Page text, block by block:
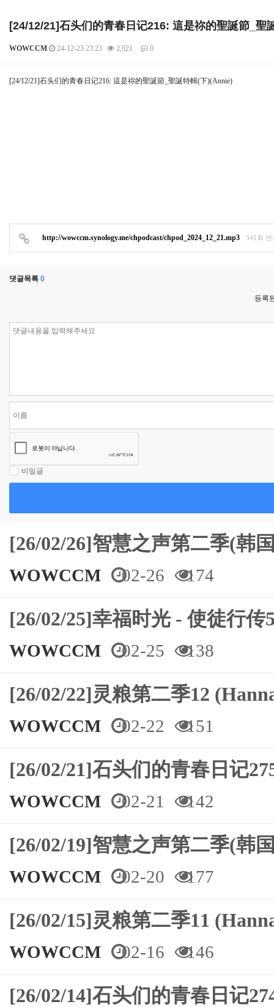
[24/12/21]石头们的青春日记216: 這是祢的聖誕節_聖
WOWCCM 24-12-23 23:23 2,021 0
본문
[24/12/21]石头们的青春日记216: 這是祢的聖誕節_聖誕特輯(下)(Annie)
http://wowccm.synology.me/chpodcast/chpod_2024_12_21.mp3 341회 연
댓글목록 0
등록
비밀글
[26/02/26]智慧之声第二季(
WOWCCM 02-26 174
[26/02/25]幸福时光 - 使徒行
WOWCCM 02-25 138
[26/02/22]灵粮第二季12
WOWCCM 02-22 151
[26/02/21]石头们的青春日记
WOWCCM 02-21 142
[26/02/19]智慧之声第二季(
WOWCCM 02-20 177
[26/02/15]灵粮第二季11
WOWCCM 02-16 146
[26/02/14]石头们的青春日记